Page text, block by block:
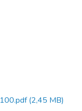
(2,45 MB)